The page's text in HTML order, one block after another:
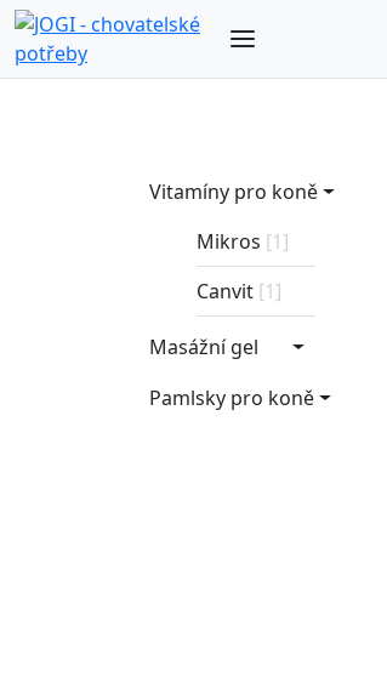
Vitamíny pro koně
Mikros [1]
Canvit [1]
Masážní gel
Pamlsky pro koně